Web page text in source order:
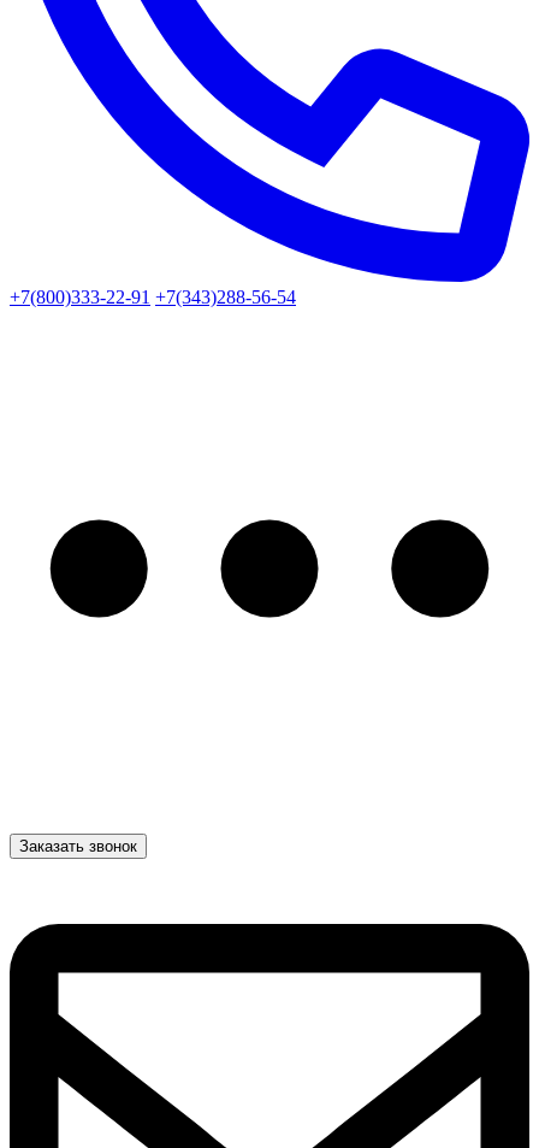
+7(800)333-22-91 +7(343)288-56-54
Заказать звонок